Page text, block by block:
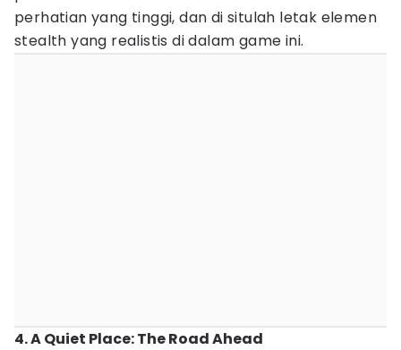
perhatian yang tinggi, dan di situlah letak elemen
stealth yang realistis di dalam game ini.
4. A Quiet Place: The Road Ahead